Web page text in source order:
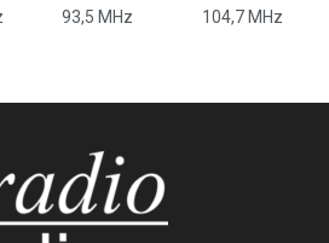
93,5 MHz 104,7 MHz